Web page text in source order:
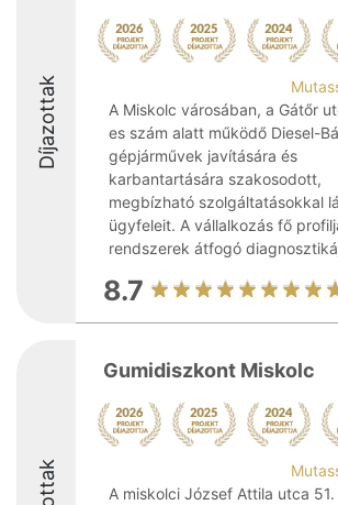
Díjazottak
A Miskolc városában, a Gátőr
es szám alatt működő Diesel-
gépjárművek javítására és
karbantartására szakosodott,
megbízható szolgáltatásokkal
ügyfeleit. A vállalkozás fő
rendszerek átfogó
8.7
Gumidiszkont Miskolc
A miskolci József Attila utca 51.